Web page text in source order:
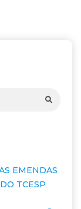
EMENDAS
TCESP